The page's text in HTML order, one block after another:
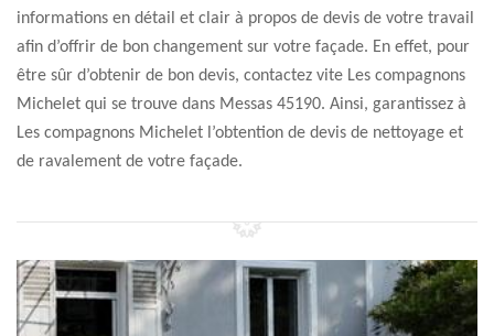
informations en détail et clair à propos de devis de votre travail
afin d’offrir de bon changement sur votre façade. En effet, pour
être sûr d’obtenir de bon devis, contactez vite Les compagnons
Michelet qui se trouve dans Messas 45190. Ainsi, garantissez à
Les compagnons Michelet l’obtention de devis de nettoyage et
de ravalement de votre façade.